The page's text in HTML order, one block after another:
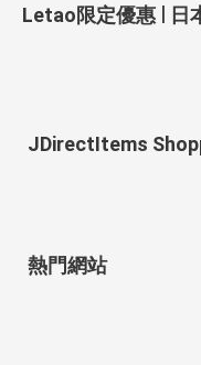
Letao限定優惠 | 日
JDirectItems
熱門網站